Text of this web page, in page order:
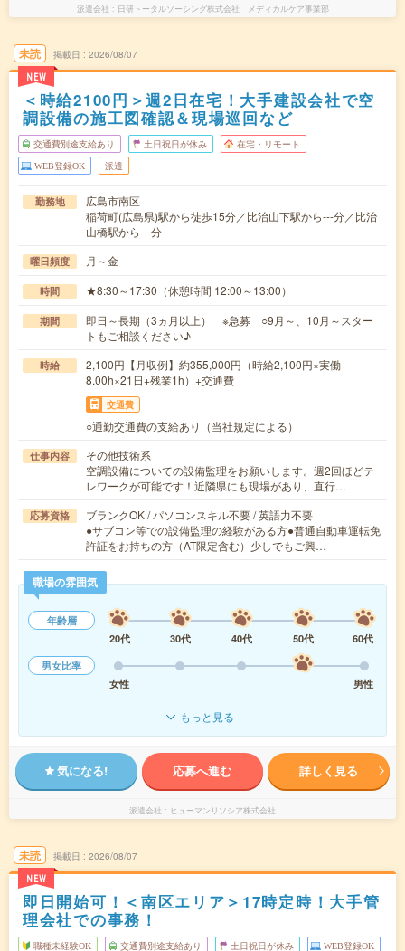
派遣会社 日研トータルソーシング株式会社 メディカルケア事業部
未読
NEW
掲載日 2026/08/07
＜時給2100円＞週2日在宅！大手建設会社で空
調設備の施工図確認＆現場巡回など
交通費別途支給あり 土日祝日が休み 在宅・リモート
WEB登録OK 派遣
勤務地
広島市南区
稲荷町(広島県)駅から徒歩15分／比治山下駅から---分／比治
山橋駅から---分
曜日頻度 月～金
時間 ★8:30～17:30（休憩時間 12:00～13:00）
期間
即日～長期（3ヵ月以上） ※急募 ○9月～、10月～スター
トもご相談ください♪
時給
2,100円【月収例】約355,000円（時給2,100円×実働
8.00h×21日+残業1h）+交通費
交通費
○通勤交通費の支給あり（当社規定による）
仕事内容
その他技術系
空調設備についての設備監理をお願いします。週2回ほどテ
レワークが可能です！近隣県にも現場があり、直行…
応募資格
ブランクOK / パソコンスキル不要 / 英語力不要
●サブコン等での設備監理の経験がある方●普通自動車運転免
許証をお持ちの方（AT限定含む）少しでもご興…
職場の雰囲気
年齢層
20代
30代 40代 50代
60代
男女比率
女性
男性
もっと見る
気になる! 応募へ進む 詳しく見る
派遣会社 ヒューマンリソシア株式会社
未読
NEW
掲載日 2026/08/07
即日開始可！＜南区エリア＞17時定時！大手管
理会社での事務！
職種未経験OK 交通費別途支給あり 土日祝日が休み WEB登録OK